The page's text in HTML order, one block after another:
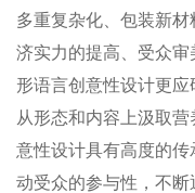
多重复杂化、包装新
济实力的提高、受众
形语言创意性设计更
从形态和内容上汲取
意性设计具有高度的
动受众的参与性，不